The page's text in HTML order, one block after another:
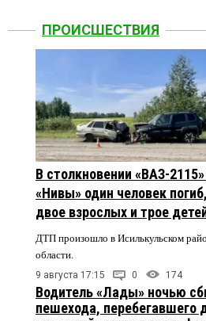
ПРОИСШЕСТВИЯ
В столкновении «ВАЗ-
«Нивы» один человек
двое взрослых и трое
ДТП произошло в Исилькульском
области.
9 августа 17:15 0 174
Водитель «Лады» ночью
пешехода, перебегавшего